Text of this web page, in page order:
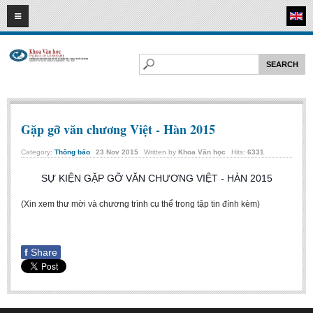
08 2026
HOME
Faculty of Literature
Department of Foreign Literatures and Comparative Literature
Department of Sinology-Nom Studies
Center of Sinology and Nom Studies
Images - Events
ACADEMIC
Gặp gỡ văn chương Việt - Hàn 2015
Category: Thông báo 23 Nov 2015 Written by Khoa Văn học Hits: 6331
SỰ KIỆN GẶP GỠ VĂN CHƯƠNG VIỆT - HÀN 2015
(Xin xem thư mời và chương trình cụ thể trong tập tin đính kèm)
f Share